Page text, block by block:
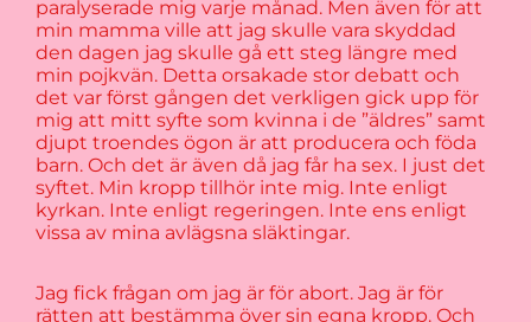
paralyserade mig varje månad. Men även för att
min mamma ville att jag skulle vara skyddad
den dagen jag skulle gå ett steg längre med
min pojkvän. Detta orsakade stor debatt och
det var först gången det verkligen gick upp för
mig att mitt syfte som kvinna i de ”äldres” samt
djupt troendes ögon är att producera och föda
barn. Och det är även då jag får ha sex. I just det
syftet. Min kropp tillhör inte mig. Inte enligt
kyrkan. Inte enligt regeringen. Inte ens enligt
vissa av mina avlägsna släktingar.
Jag fick frågan om jag är för abort. Jag är för
rätten att bestämma över sin egna kropp. Och